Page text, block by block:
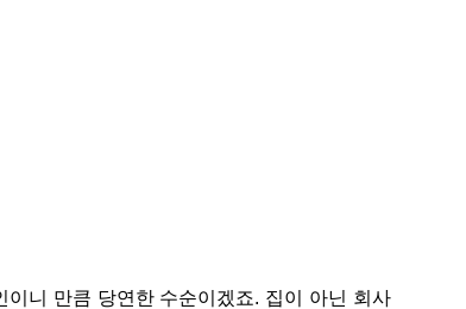
니 만큼 당연한 수순이겠죠. 집이 아닌 회사